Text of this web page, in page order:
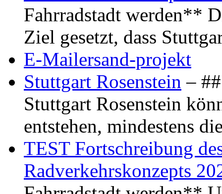
Fahrradstadt werden**
Ziel gesetzt, dass
E-Mailersand-projekt
Stuttgart Rosenstein –
Stuttgart Rosenstein
entstehen, mindestens
TEST Fortschreibung
Radverkehrskonzepts